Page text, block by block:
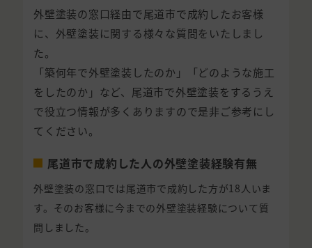
外壁塗装の窓口経由で尾道市で成約したお客様
に、外壁塗装に関する様々な質問をいたしまし
た。
「築何年で外壁塗装したのか」「どのような施工
をしたのか」など、尾道市で外壁塗装をするうえ
で役立つ情報が多くありますので是非ご参考にし
てください。
尾道市で成約した人の外壁塗装経験有無
外壁塗装の窓口では尾道市で成約した方が18人いま
す。そのお客様に今までの外壁塗装経験について質
問しました。